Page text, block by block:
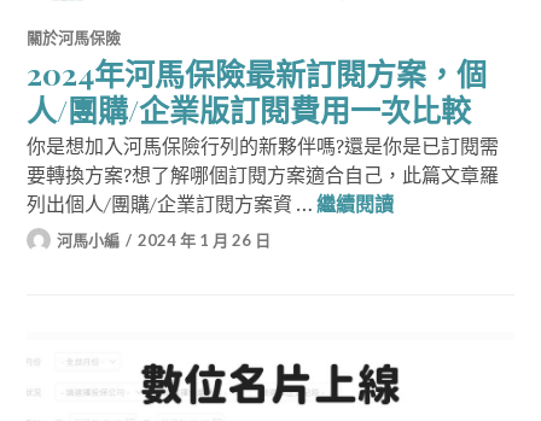
關於河馬保險
2024年河馬保險最新訂閱方案，個
人/團購/企業版訂閱費用一次比較
你是想加入河馬保險行列的新夥伴嗎?還是你是已訂閱需
要轉換方案?想了解哪個訂閱方案適合自己，此篇文章羅
列出個人/團購/企業訂閱方案資 …繼續閱讀2024年河馬保
河馬小編 2024 年 1 月 26 日